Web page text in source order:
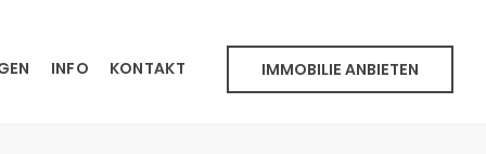
IMMOBILIE ANBIETEN
INFO KONTAKT